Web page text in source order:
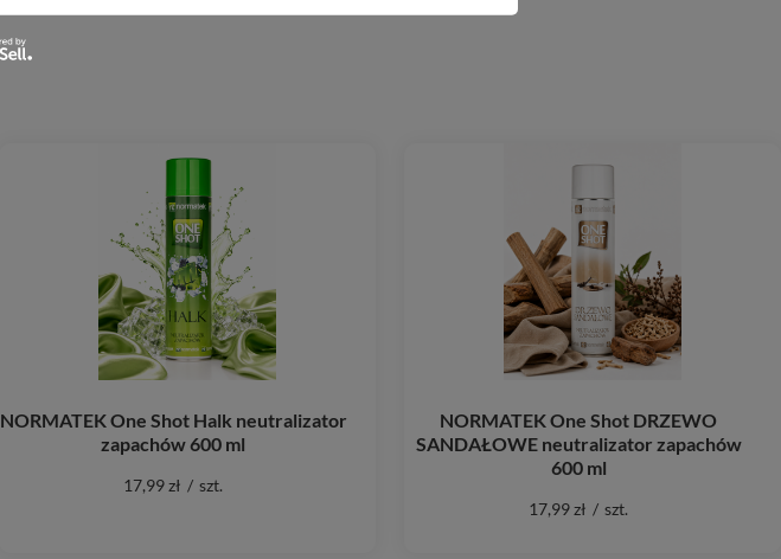
NORMATEK One Shot Halk neutralizator
zapachów 600 ml
17,99 zł / szt.
NORMATEK One Shot DRZEWO
SANDAŁOWE neutralizator zapachów
600 ml
17,99 zł / szt.